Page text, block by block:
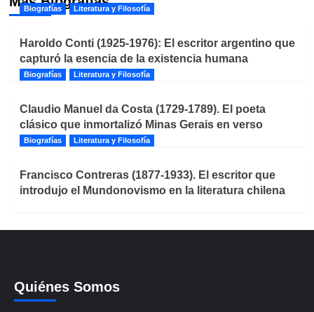
Biografías Literatura y Filosofía
Haroldo Conti (1925-1976): El escritor argentino que
capturó la esencia de la existencia humana
Biografías Literatura y Filosofía
Claudio Manuel da Costa (1729-1789). El poeta
clásico que inmortalizó Minas Gerais en verso
Biografías Literatura y Filosofía
Francisco Contreras (1877-1933). El escritor que
introdujo el Mundonovismo en la literatura chilena
Quiénes Somos